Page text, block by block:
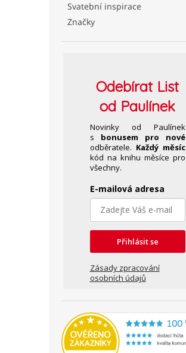
Svatební inspirace
Značky
OdebíratList
od Paulínek
Novinky od Paulínek
s bonusem pro nové
odběratele. Každý měsíc
kód na knihu měsíce pro
všechny.
E-mailová adresa
Přihlásit se
Zásady zpracování
osobních údajů